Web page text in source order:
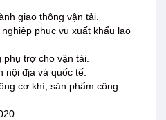
giao thông vận tải.
phục vụ xuất khẩu lao
trợ cho vận tải.
nội địa và quốc tế.
cơ khí, sản phẩm công